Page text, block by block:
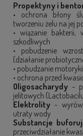
Propektyny i
• ochrona błony
tworzeniu żelu na jej
• wiązanie bakterii,
szkodliwych
• pobudzenie
(działanie
• pobudzanie
• ochrona przed
Oligosacharydy -
jelitowych
Elektrolity -
utraty wody
Substancje
przeciwdziałanie